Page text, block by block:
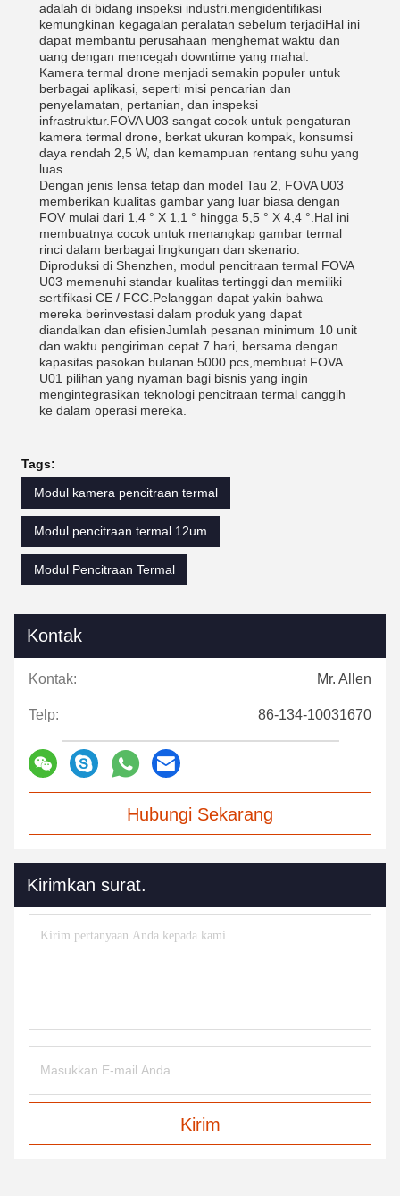
adalah di bidang inspeksi industri.mengidentifikasi
kemungkinan kegagalan peralatan sebelum terjadiHal ini
dapat membantu perusahaan menghemat waktu dan
uang dengan mencegah downtime yang mahal.
Kamera termal drone menjadi semakin populer untuk
berbagai aplikasi, seperti misi pencarian dan
penyelamatan, pertanian, dan inspeksi
infrastruktur.FOVA U03 sangat cocok untuk pengaturan
kamera termal drone, berkat ukuran kompak, konsumsi
daya rendah 2,5 W, dan kemampuan rentang suhu yang
luas.
Dengan jenis lensa tetap dan model Tau 2, FOVA U03
memberikan kualitas gambar yang luar biasa dengan
FOV mulai dari 1,4 ° X 1,1 ° hingga 5,5 ° X 4,4 °.Hal ini
membuatnya cocok untuk menangkap gambar termal
rinci dalam berbagai lingkungan dan skenario.
Diproduksi di Shenzhen, modul pencitraan termal FOVA
U03 memenuhi standar kualitas tertinggi dan memiliki
sertifikasi CE / FCC.Pelanggan dapat yakin bahwa
mereka berinvestasi dalam produk yang dapat
diandalkan dan efisienJumlah pesanan minimum 10 unit
dan waktu pengiriman cepat 7 hari, bersama dengan
kapasitas pasokan bulanan 5000 pcs,membuat FOVA
U01 pilihan yang nyaman bagi bisnis yang ingin
mengintegrasikan teknologi pencitraan termal canggih
ke dalam operasi mereka.
Tags:
Modul kamera pencitraan termal
Modul pencitraan termal 12um
Modul Pencitraan Termal
Kontak
Kontak: Mr. Allen
Telp: 86-134-10031670
Hubungi Sekarang
Kirimkan surat.
Kirim